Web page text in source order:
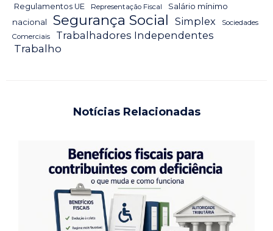
Regulamentos UE
Representação Fiscal
Salário mínimo
nacional
Segurança Social Simplex
Sociedades
Comerciais
Trabalhadores Independentes
Trabalho
Notícias Relacionadas